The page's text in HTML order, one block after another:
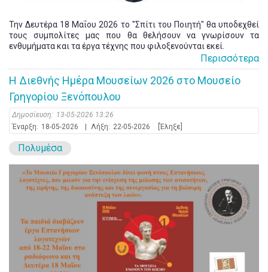
Την Δευτέρα 18 Μαΐου 2026 το "Σπίτι του Ποιητή" θα υποδεχθεί
τους συμπολίτες μας που θα θελήσουν να γνωρίσουν τα
ενθυμήματα και τα έργα τέχνης που φιλοξενούνται εκεί.
Περισσότερα
Η Διεθνής Ημέρα Μουσείων 2026 στο Μουσείο
Γρηγορίου Ξενόπουλου
Δημοσίευση: 13-05-2026 13:26
Έναρξη: 18-05-2026 Λήξη: 22-05-2026 [Έληξε]
Πολυμέσα